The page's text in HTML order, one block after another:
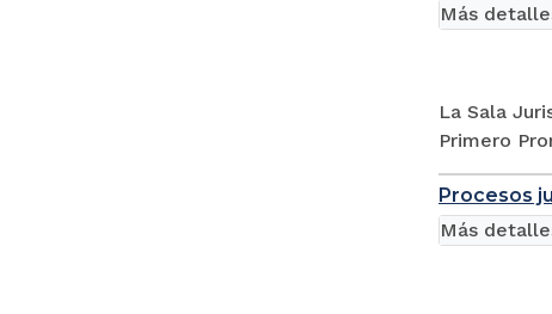
La Sala
Primero
Más
Procesos
Más